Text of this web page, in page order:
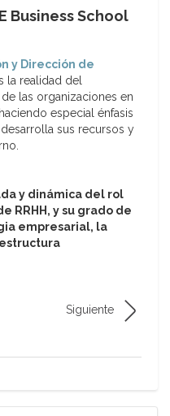
Business School
y Dirección de
la realidad del
las organizaciones en
especial énfasis
sus recursos y
y dinámica del rol
RRHH, y su grado de
empresarial, la
Siguiente